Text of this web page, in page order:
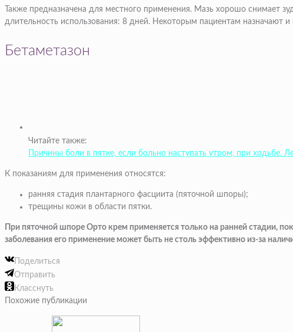
Также предназначена для местного применения. Мазь хорошо снимает
длительность использования: 8 дней. Некоторым пациентам назначают
Бетаметазон
Читайте также:
Причины боли в пятке, если больно наступать утром, при ходьбе.
К показаниям для применения относятся:
ранняя стадия плантарного фасциита (пяточной шпоры);
трещины кожи в области пятки.
При пяточной шпоре Орто крем применяется только на ранней стадии,
заболевания его применение может быть не столь эффективно из-за
Поделиться
Отправить
Класснуть
Похожие публикации